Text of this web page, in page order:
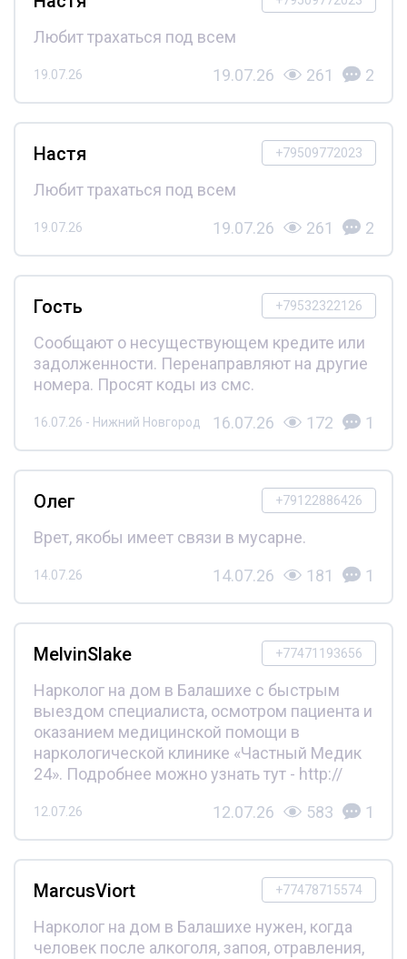
Любит трахаться под всем
19.07.26 19.07.26 261 2
+79509772023
Настя
Любит трахаться под всем
19.07.26 19.07.26 261 2
+79532322126
Гость
Сообщают о несуществующем кредите или
задолженности. Перенаправляют на другие
номера. Просят коды из смс.
16.07.26 - Нижний Новгород 16.07.26 172 1
+79122886426
Олег
Врет, якобы имеет связи в мусарне.
14.07.26 14.07.26 181 1
+77471193656
MelvinSlake
Нарколог на дом в Балашихе с быстрым
выездом специалиста, осмотром пациента и
оказанием медицинской помощи в
наркологической клинике «Частный Медик
24». Подробнее можно узнать тут - http://
12.07.26 12.07.26 583 1
+77478715574
MarcusViort
Нарколог на дом в Балашихе нужен, когда
человек после алкоголя, запоя, отравления,